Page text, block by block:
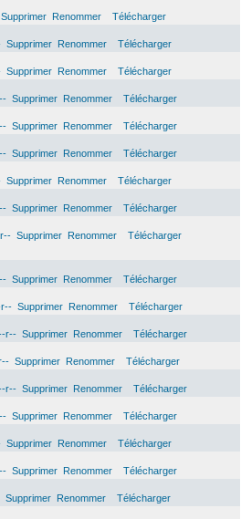
Supprimer Renommer
Télécharger
Supprimer Renommer
Télécharger
Supprimer Renommer
Télécharger
Supprimer Renommer
Télécharger
Supprimer Renommer
Télécharger
Supprimer Renommer
Télécharger
Supprimer Renommer
Télécharger
Supprimer Renommer
Télécharger
Supprimer Renommer
Télécharger
Supprimer Renommer
Télécharger
Supprimer Renommer
Télécharger
r-- Supprimer Renommer
Télécharger
Supprimer Renommer
Télécharger
r-- Supprimer Renommer
Télécharger
Supprimer Renommer
Télécharger
Supprimer Renommer
Télécharger
Supprimer Renommer
Télécharger
Supprimer Renommer
Télécharger